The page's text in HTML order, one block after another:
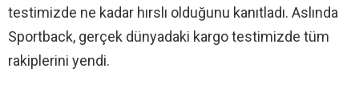
testimizde ne kadar hırslı olduğunu kanıtladı. Aslında
Sportback, gerçek dünyadaki kargo testimizde tüm
rakiplerini yendi.